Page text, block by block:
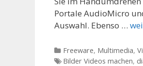
Portale AudioMicro
Auswahl. Ebenso …
Kategorien
Freeware, Multimedia,
Tags
Bilder Videos machen,